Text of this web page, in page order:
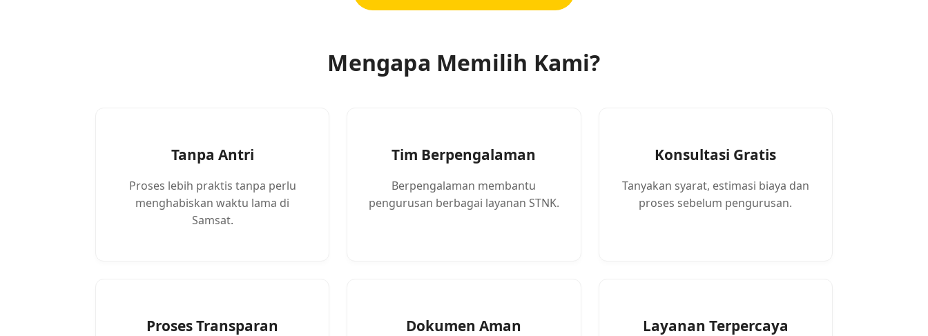
Mengapa Memilih Kami?
Tanpa Antri
Proses lebih praktis tanpa perlu
menghabiskan waktu lama di
Samsat.
Tim Berpengalaman
Berpengalaman membantu
pengurusan berbagai layanan STNK.
Konsultasi Gratis
Tanyakan syarat, estimasi biaya dan
proses sebelum pengurusan.
Proses Transparan Dokumen Aman Layanan Terpercaya